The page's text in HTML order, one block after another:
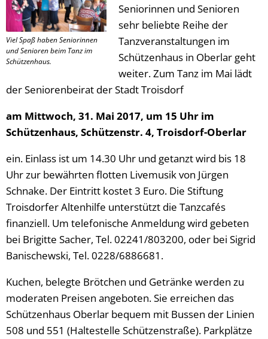
Viel Spaß haben Seniorinnen
und Senioren beim Tanz im
Schützenhaus.
Seniorinnen und Senioren
sehr beliebte Reihe der
Tanzveranstaltungen im
Schützenhaus in Oberlar geht
weiter. Zum Tanz im Mai lädt
der Seniorenbeirat der Stadt Troisdorf
am Mittwoch, 31. Mai 2017, um 15 Uhr im
Schützenhaus, Schützenstr. 4, Troisdorf-Oberlar
ein. Einlass ist um 14.30 Uhr und getanzt wird bis 18
Uhr zur bewährten flotten Livemusik von Jürgen
Schnake. Der Eintritt kostet 3 Euro. Die Stiftung
Troisdorfer Altenhilfe unterstützt die Tanzcafés
finanziell. Um telefonische Anmeldung wird gebeten
bei Brigitte Sacher, Tel. 02241/803200, oder bei Sigrid
Banischewski, Tel. 0228/6886681.
Kuchen, belegte Brötchen und Getränke werden zu
moderaten Preisen angeboten. Sie erreichen das
Schützenhaus Oberlar bequem mit Bussen der Linien
508 und 551 (Haltestelle Schützenstraße). Parkplätze